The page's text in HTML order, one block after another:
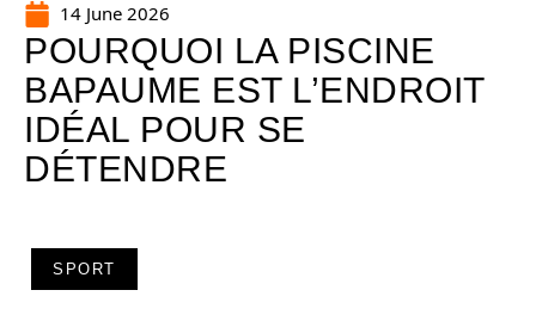
14 June 2026
POURQUOI LA PISCINE
BAPAUME EST L’ENDROIT
IDÉAL POUR SE
DÉTENDRE
SPORT